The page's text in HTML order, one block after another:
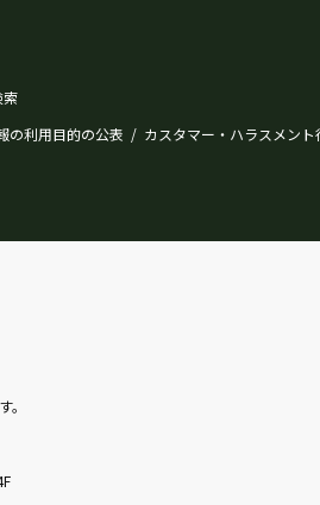
索
の利用目的の公表 / カスタマー・ハラスメン